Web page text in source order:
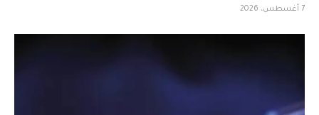
7 أغسطس، 2026